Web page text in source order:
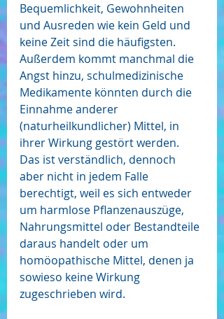
Bequemlichkeit, Gewohnheiten
und Ausreden wie kein Geld und
keine Zeit sind die häufigsten.
Außerdem kommt manchmal die
Angst hinzu, schulmedizinische
Medikamente könnten durch die
Einnahme anderer
(naturheilkundlicher) Mittel, in
ihrer Wirkung gestört werden.
Das ist verständlich, dennoch
aber nicht in jedem Falle
berechtigt, weil es sich entweder
um harmlose Pflanzenauszüge,
Nahrungsmittel oder Bestandteile
daraus handelt oder um
homöopathische Mittel, denen ja
sowieso keine Wirkung
zugeschrieben wird.